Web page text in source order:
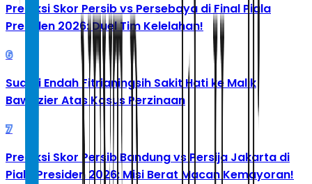
Prediksi Skor Persib vs Persebaya di Final Piala
Presiden 2026: Duel Tim Kelelahan!
6
Suami Endah Fitrianingsih Sakit Hati ke Malik
Bawazier Atas Kasus Perzinaan
7
Prediksi Skor Persib Bandung vs Persija Jakarta di
Piala Presiden 2026: Misi Berat Macan Kemayoran!